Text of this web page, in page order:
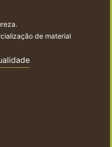
de material